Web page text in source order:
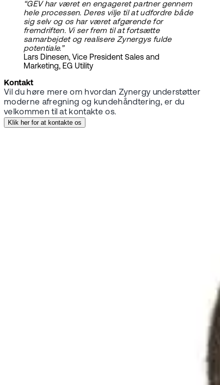
“GEV har været en engageret partner gennem
hele processen. Deres vilje til at udfordre både
sig selv og os har været afgørende for
fremdriften. Vi ser frem til at fortsætte
samarbejdet og realisere Zynergys fulde
potentiale.”
Lars Dinesen, Vice President Sales and
Marketing, EG Utility
Kontakt
Vil du høre mere om hvordan Zynergy understøtter
moderne afregning og kundehåndtering, er du
velkommen til at kontakte os.
Klik her for at kontakte os